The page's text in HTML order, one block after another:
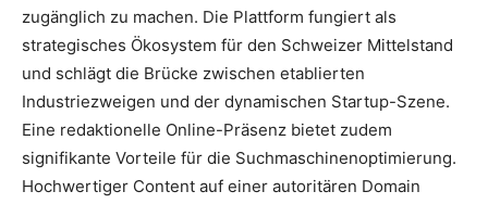
zugänglich zu machen. Die Plattform fungiert als
strategisches Ökosystem für den Schweizer Mittelstand
und schlägt die Brücke zwischen etablierten
Industriezweigen und der dynamischen Startup-Szene.
Eine redaktionelle Online-Präsenz bietet zudem
signifikante Vorteile für die Suchmaschinenoptimierung.
Hochwertiger Content auf einer autoritären Domain